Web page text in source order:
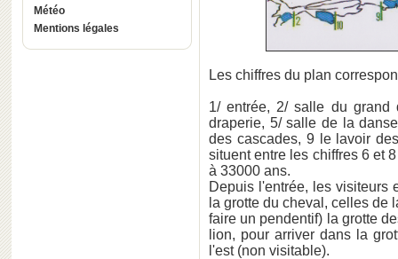
Météo
Mentions légales
Les chiffres du plan
1/ entrée, 2/ salle du
draperie, 5/ salle de la
des cascades, 9 le lavoir
situent entre les chiffres 6 et
à 33000 ans.
Depuis l'entrée, les visiteurs
la grotte du cheval, celles de
faire un pendentif) la grotte
lion, pour arriver dans la
l'est (non visitable).